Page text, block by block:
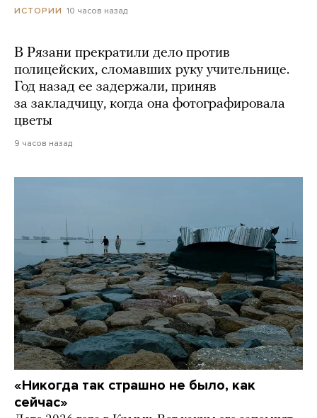
ИСТОРИИ 10 часов назад
В Рязани прекратили дело против
полицейских, сломавших руку учительнице.
Год назад ее задержали, приняв
за закладчицу, когда она фотографировала
цветы
9 часов назад
«Никогда так страшно не было, как
сейчас»